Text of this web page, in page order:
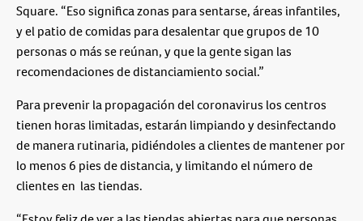
Square. “Eso significa zonas para sentarse, áreas infantiles,
y el patio de comidas para desalentar que grupos de 10
personas o más se reúnan, y que la gente sigan las
recomendaciones de distanciamiento social.”
Para prevenir la propagación del coronavirus los centros
tienen horas limitadas, estarán limpiando y desinfectando
de manera rutinaria, pidiéndoles a clientes de mantener por
lo menos 6 pies de distancia, y limitando el número de
clientes en las tiendas.